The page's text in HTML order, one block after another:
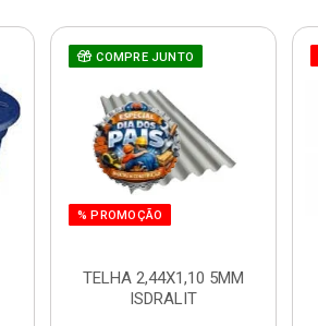
COMPRE JUNTO
% PROMOÇÃO
TELHA 2,44X1,10 5MM
ISDRALIT